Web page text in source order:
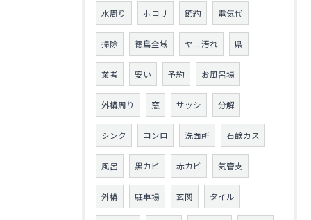
水周り ホコリ 節約 電気代
掃除 徳島全域 ヤニ汚れ 県
業者 安い 予約 お風呂場
外構周り 窓 サッシ 分解
シンク コンロ 洗面所 石鹸カス
風呂 黒カビ 赤カビ 気管支
外構 駐車場 玄関 タイル